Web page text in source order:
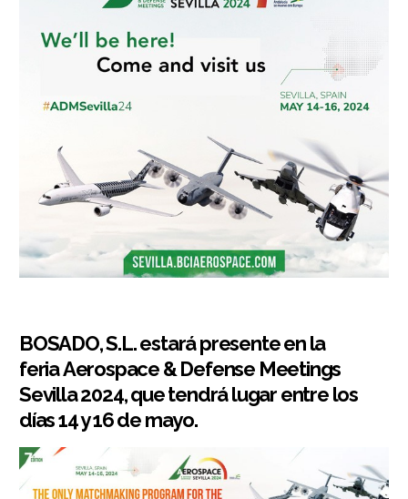
BOSADO, S.L. estará presente en la
feriaAerospace & Defense Meetings
Sevilla 2024, que tendrá lugar entre los
días 14 y 16 de mayo.